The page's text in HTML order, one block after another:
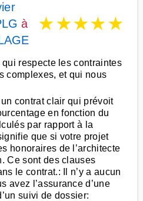
à
★★★★★
qui respecte les contraintes
complexes, et qui nous
contrat clair qui prévoit
en fonction du
par rapport à la
que si votre projet
honoraires de l’architecte
Ce sont des clauses
le contrat.: Il n’y a aucun
avez l’assurance d’une
suivi de dossier: